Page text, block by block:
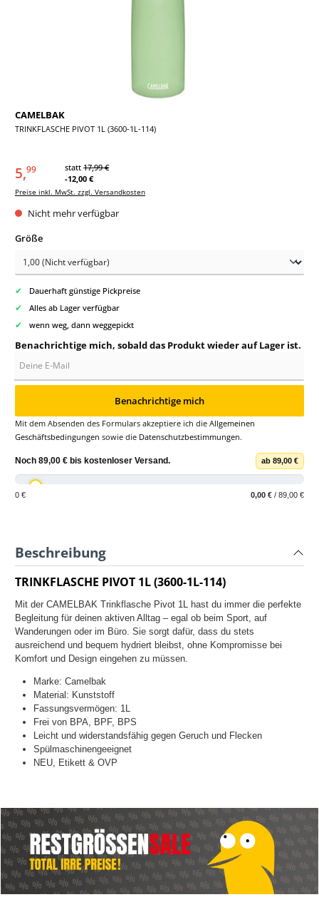
CAMELBAK
TRINKFLASCHE PIVOT 1L (3600-1L-114)
5,99 statt 17,99 €
-12,00 €
Preise inkl. MwSt. zzgl. Versandkosten
Nicht mehr verfügbar
Größeauswählen
✔ Dauerhaft günstige Pickpreise
✔ Alles ab Lager verfügbar
✔ wenn weg, dann weggepickt
Benachrichtige mich, sobald das Produkt wieder auf Lager ist.
Benachrichtige mich
Mit dem Absenden des Formulars akzeptiere ich die Allgemeinen
Geschäftsbedingungen sowie die Datenschutzbestimmungen.
Noch 89,00 € bis kostenloser Versand. ab 89,00 €
0 € 0,00 € / 89,00 €
Beschreibung
TRINKFLASCHE PIVOT 1L (3600-1L-114)
Mit der CAMELBAK Trinkflasche Pivot 1L hast du immer die perfekte
Begleitung für deinen aktiven Alltag – egal ob beim Sport, auf
Wanderungen oder im Büro. Sie sorgt dafür, dass du stets
ausreichend und bequem hydriert bleibst, ohne Kompromisse bei
Komfort und Design eingehen zu müssen.
Marke: Camelbak
Material: Kunststoff
Fassungsvermögen: 1L
Frei von BPA, BPF, BPS
Leicht und widerstandsfähig gegen Geruch und Flecken
Spülmaschinengeeignet
NEU, Etikett & OVP